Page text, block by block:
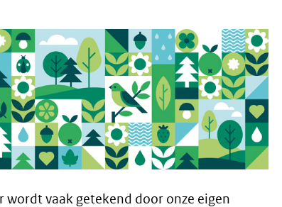
wordt vaak getekend door onze eigen